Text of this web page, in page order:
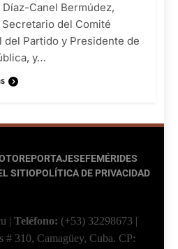
Canel Bermúdez,
del Comité
del Partido y Presidente de
y…
EFEMÉRIDES
SITIOPOLÍTICA DE PRIVACIDAD
| Teléfono: (+53) 32298673 |
# 310, Camagüey, Cuba. CP: